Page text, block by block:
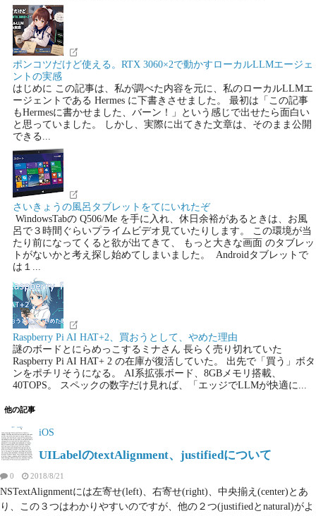
ポンコツだけど使える。RTX 3060×2で動かすローカルLLMエージェ
ントの実感
はじめに この記事は、私が調べた内容を元に、私のローカルLLMエ
ージェントである Hermes に下書きさせました。 最初は「この記事
もHermesに書かせました、バーン！」という感じで出せたら面白い
と思っていました。 しかし、実際に出てきた文章は、そのまま公開
できる...
さいきょうの風呂タブレットをてにいれたぞ
WindowsTabの Q506/Me を手に入れ、休日余裕があるときは、お風
呂で３時間ぐらいプライムビデオ見ていたりします。 この環境が当
たり前になってくると欲が出てきて、 もっと大きな画面 のタブレッ
トがないかと考え探し始めてしまいました。 Androidタブレットで
は１...
Raspberry Pi AI HAT+2、買おうとして、やめた理由
謎のボードとにらめっこするミナさん 長らく売り切れていた
Raspberry Pi AI HAT+ 2 の在庫が復活していた。 出先で「買う」ボタ
ンをポチリそうになる。 AI系拡張ボード、8GBメモリ搭載、
40TOPS。 スペックの数字だけ見れば、「エッジでLLMが快適に...
他の記事
iOS
UILabelのtextAlignment、justifiedについて
0 2018/8/21
NSTextAlignmentには左寄せ(left)、右寄せ(right)、中央揃え(center)とあ
り、この３つはわかりやすいのですが、他の２つ(justifiedとnatural)がよ